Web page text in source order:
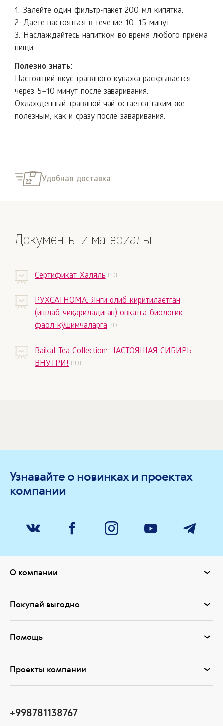
1. Залейте один фильтр-пакет 200 мл кипятка.
2. Даете настояться в течение 10–15 минут.
3. Наслаждайтесь напитком во время любого приема
пищи.
Полезно знать:
Настоящий вкус травяного купажа раскрывается
через 5–10 минут после заваривания.
Охлажденный травяной чай остается таким же
полезным, как и сразу после заваривания.
Удобная доставка
Документы и материалы
Сертификат Халяль
РУХСАТНОМА. Янги олиб киритилаётган
(ишлаб чиқариладиган) овқатга биологик
фаол қўшимчаларга
Baikal Tea Collection: НАСТОЯЩАЯ СИБИРЬ
ВНУТРИ!
Узнавайте о новинках и проектах
компании
О компании
Покупай выгодно
Помощь
Проекты компании
+998781138767